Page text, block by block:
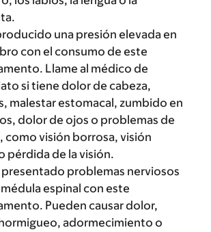
una presión elevada en
con el consumo de este
Llame al médico de
si tiene dolor de cabeza,
malestar estomacal, zumbido en
dolor de ojos o problemas de
como visión borrosa, visión
pérdida de la visión.
presentado problemas nerviosos
espinal con este
Pueden causar dolor,
adormecimiento o